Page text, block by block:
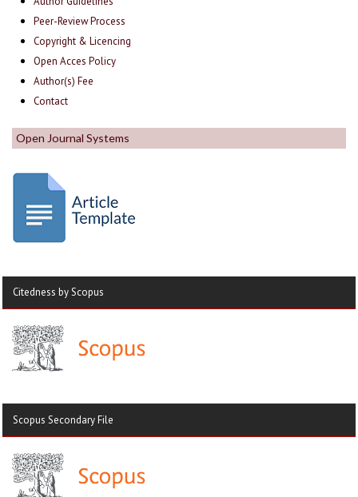
Peer-Review Process
Copyright & Licencing
Open Acces Policy
Author(s) Fee
Contact
Open Journal Systems
Citedness by Scopus
Scopus Secondary File